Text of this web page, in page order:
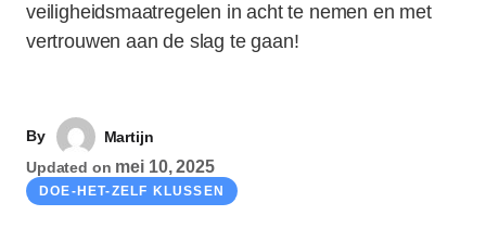
veiligheidsmaatregelen in acht te nemen en met
vertrouwen aan de slag te gaan!
By
Martijn
Updated on mei 10, 2025
DOE-HET-ZELF KLUSSEN